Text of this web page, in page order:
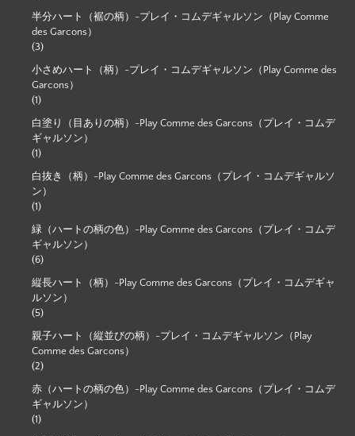
半分ハート（裾の柄）-プレイ・コムデギャルソン（Play Comme
des Garcons）
(3)
小さめハート（柄）-プレイ・コムデギャルソン（Play Comme des
Garcons）
(1)
白塗り（目ありの柄）-Play Comme des Garcons（プレイ・コムデ
ギャルソン）
(1)
白抜き（柄）-Play Comme des Garcons（プレイ・コムデギャルソ
ン）
(1)
緑（ハートの柄の色）-Play Comme des Garcons（プレイ・コムデ
ギャルソン）
(6)
縦長ハート（柄）-Play Comme des Garcons（プレイ・コムデギャ
ルソン）
(5)
親子ハート（縦並びの柄）-プレイ・コムデギャルソン（Play
Comme des Garcons）
(2)
赤（ハートの柄の色）-Play Comme des Garcons（プレイ・コムデ
ギャルソン）
(1)